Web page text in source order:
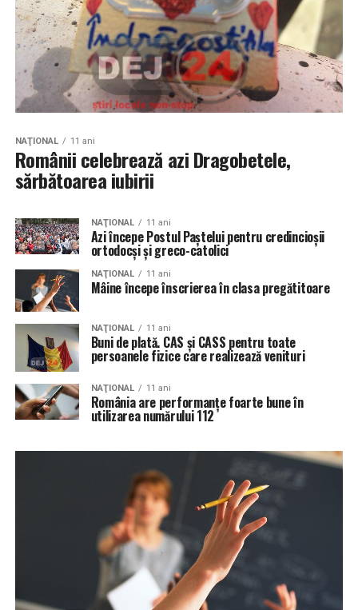
NAŢIONAL 11 ani
Românii celebrează azi Dragobetele,
sărbătoarea iubirii
NAŢIONAL 11 ani
Azi începe Postul Paştelui pentru credincioşii
ortodocşi şi greco-catolici
NAŢIONAL 11 ani
Mâine începe înscrierea în clasa pregătitoare
NAŢIONAL 11 ani
Buni de plată. CAS și CASS pentru toate
persoanele fizice care realizează venituri
NAŢIONAL 11 ani
România are performanțe foarte bune în
utilizarea numărului 112